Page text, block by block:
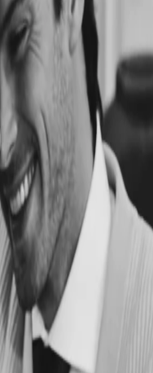
обстановкой в
неторопливым
завтраком
сюрприз, включающий:
для максимального
свечах
спокойно и
свободных мест)